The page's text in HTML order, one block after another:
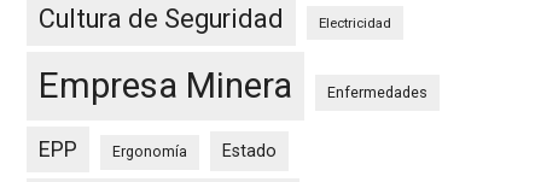
Cultura de Seguridad Electricidad
Empresa Minera Enfermedades
EPP Ergonomía Estado